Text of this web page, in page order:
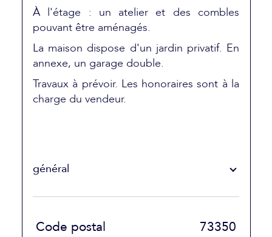
À l'étage : un atelier et des combles
pouvant être aménagés.
La maison dispose d'un jardin privatif. En
annexe, un garage double.
Travaux à prévoir. Les honoraires sont à la
charge du vendeur.
général
TRAD_SIROCCO_Caracteristique Valeurs
Code postal 73350